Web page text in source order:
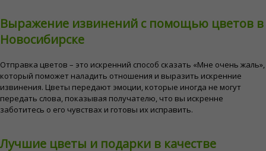
Выражение извинений с помощью цветов в
Новосибирске
Отправка цветов – это искренний способ сказать «Мне очень жаль»,
который поможет наладить отношения и выразить искренние
извинения. Цветы передают эмоции, которые иногда не могут
передать слова, показывая получателю, что вы искренне
заботитесь о его чувствах и готовы их исправить.
Лучшие цветы и подарки в качестве